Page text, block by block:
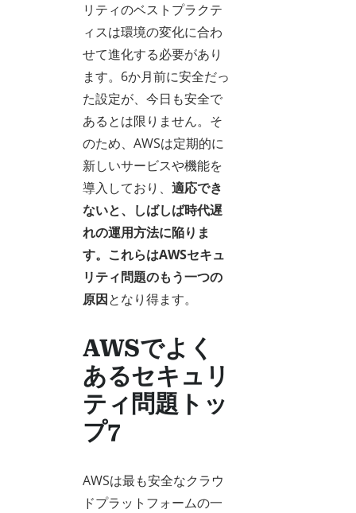
リティのベストプラクテ
ィスは環境の変化に合わ
せて進化する必要があり
ます。6か月前に安全だっ
た設定が、今日も安全で
あるとは限りません。そ
のため、AWSは定期的に
新しいサービスや機能を
導入しており、 適応でき
ないと、しばしば時代遅
れの運用方法に陥りま
す。 これらはAWSセキュ
リティ問題のもう一つの
原因となり得ます。
AWSでよく
あるセキュリ
ティ問題トッ
プ7
AWSは最も安全なクラウ
ドプラットフォームの一